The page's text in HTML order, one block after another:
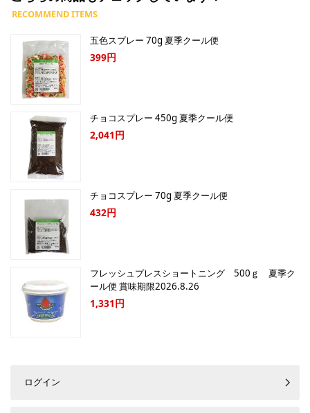
五色スプレー 70g 夏季クール便
399円
チョコスプレー 450g 夏季クール便
2,041円
チョコスプレー 70g 夏季クール便
432円
フレッシュプレスショートニング 500ｇ 夏季ク
ール便 賞味期限2026.8.26
1,331円
ログイン